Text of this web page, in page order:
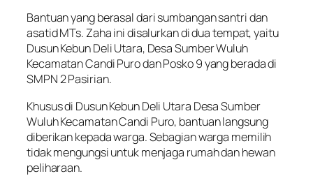
Bantuan yang berasal dari sumbangan santri dan
asatid MTs. Zaha ini disalurkan di dua tempat, yaitu
Dusun Kebun Deli Utara, Desa Sumber Wuluh
Kecamatan Candi Puro dan Posko 9 yang berada di
SMPN 2 Pasirian.
Khusus di Dusun Kebun Deli Utara Desa Sumber
Wuluh Kecamatan Candi Puro, bantuan langsung
diberikan kepada warga. Sebagian warga memilih
tidak mengungsi untuk menjaga rumah dan hewan
peliharaan.